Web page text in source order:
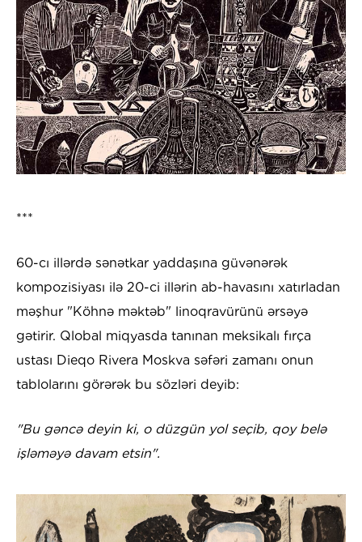
***
60-cı illərdə sənətkar yaddaşına güvənərək
kompozisiyası ilə 20-ci illərin ab-havasını xatırladan
məşhur "Köhnə məktəb" linoqravürünü ərsəyə
gətirir. Qlobal miqyasda tanınan meksikalı fırça
ustası Dieqo Rivera Moskva səfəri zamanı onun
tablolarını görərək bu sözləri deyib:
"Bu gəncə deyin ki, o düzgün yol seçib, qoy belə
işləməyə davam etsin".